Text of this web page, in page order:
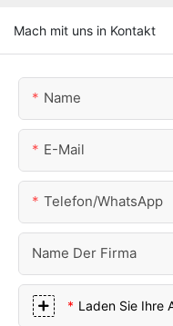
Mach mit uns in Kontakt
Name
E-Mail
Telefon/WhatsApp
Name Der Firma
Laden Sie Ihre